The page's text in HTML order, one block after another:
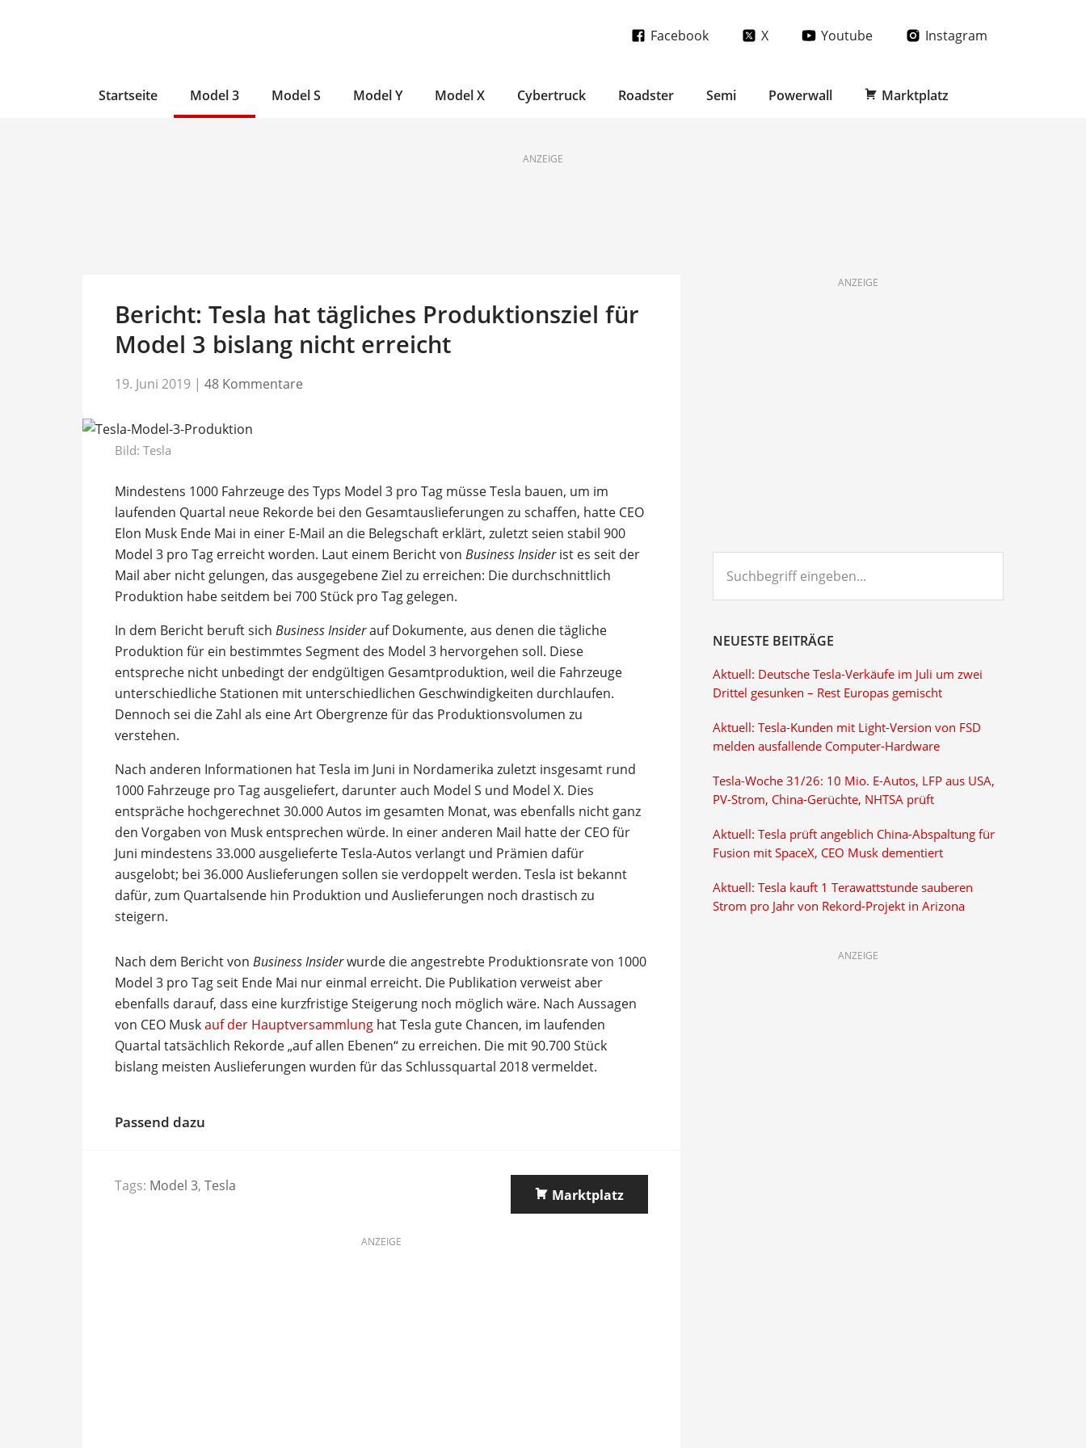
Facebook X Youtube Instagram
Startseite Model 3 Model S Model Y Model X Cybertruck Roadster Semi Powerwall Marktplatz
ANZEIGE
Bericht: Tesla hat tägliches Produktionsziel für
Model 3 bislang nicht erreicht
19. Juni 2019 | 48 Kommentare
Bild: Tesla
Mindestens 1000 Fahrzeuge des Typs Model 3 pro Tag müsse Tesla bauen, um im
laufenden Quartal neue Rekorde bei den Gesamtauslieferungen zu schaffen, hatte CEO
Elon Musk Ende Mai in einer E-Mail an die Belegschaft erklärt, zuletzt seien stabil 900
Model 3 pro Tag erreicht worden. Laut einem Bericht von Business Insiderist es seit der
Mail aber nicht gelungen, das ausgegebene Ziel zu erreichen: Die durchschnittlich
Produktion habe seitdem bei 700 Stück pro Tag gelegen.
In dem Bericht beruft sich Business Insiderauf Dokumente, aus denen die tägliche
Produktion für ein bestimmtes Segment des Model 3 hervorgehen soll. Diese
entspreche nicht unbedingt der endgültigen Gesamtproduktion, weil die Fahrzeuge
unterschiedliche Stationen mit unterschiedlichen Geschwindigkeiten durchlaufen.
Dennoch sei die Zahl als eine Art Obergrenze für das Produktionsvolumen zu
verstehen.
Nach anderen Informationen hat Tesla im Juni in Nordamerika zuletzt insgesamt rund
1000 Fahrzeuge pro Tag ausgeliefert, darunter auch Model S und Model X. Dies
entspräche hochgerechnet 30.000 Autos im gesamten Monat, was ebenfalls nicht ganz
den Vorgaben von Musk entsprechen würde. In einer anderen Mail hatte der CEO für
Juni mindestens 33.000 ausgelieferte Tesla-Autos verlangt und Prämien dafür
ausgelobt; bei 36.000 Auslieferungen sollen sie verdoppelt werden. Tesla ist bekannt
dafür, zum Quartalsende hin Produktion und Auslieferungen noch drastisch zu
steigern.
Nach dem Bericht von Business Insiderwurde die angestrebte Produktionsrate von 1000
Model 3 pro Tag seit Ende Mai nur einmal erreicht. Die Publikation verweist aber
ebenfalls darauf, dass eine kurzfristige Steigerung noch möglich wäre. Nach Aussagen
von CEO Muskauf der Hauptversammlung hat Tesla gute Chancen, im laufenden
Quartal tatsächlich Rekorde „auf allen Ebenen“ zu erreichen. Die mit 90.700 Stück
bislang meisten Auslieferungen wurden für das Schlussquartal 2018 vermeldet.
Passend dazu
Tags: Model 3, Tesla
Marktplatz
ANZEIGE
ANZEIGE
eingeben...
NEUESTE BEITRÄGE
Aktuell: Deutsche Tesla-Verkäufe im Juli um zwei
Drittel gesunken – Rest Europas gemischt
Aktuell: Tesla-Kunden mit Light-Version von FSD
melden ausfallende Computer-Hardware
Tesla-Woche 31/26: 10 Mio. E-Autos, LFP aus USA,
PV-Strom, China-Gerüchte, NHTSA prüft
Aktuell: Tesla prüft angeblich China-Abspaltung für
Fusion mit SpaceX, CEO Musk dementiert
Aktuell: Tesla kauft 1 Terawattstunde sauberen
Strom pro Jahr von Rekord-Projekt in Arizona
ANZEIGE